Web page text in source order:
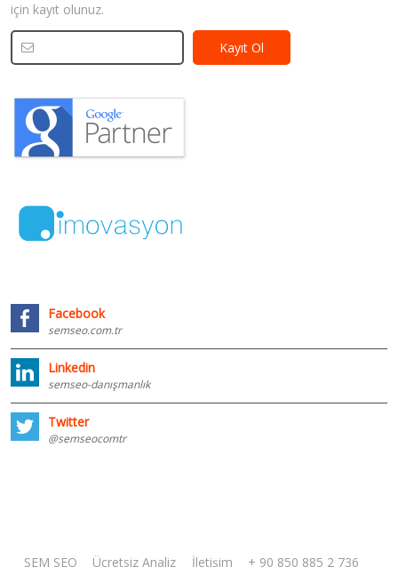
için kayıt olunuz.
Facebook
semseo.com.tr
Linkedin
semseo-danışmanlık
Twitter
@semseocomtr
SEM SEO Ücretsiz Analiz İletişim + 90 850 885 2 736